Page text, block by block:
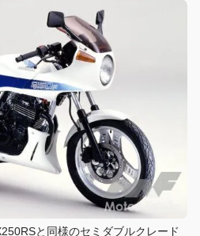
と同様のセミダブルクレード